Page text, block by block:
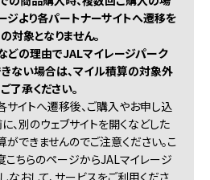
ジより各パートナーサイトへ遷移を
対象となりません。
どの理由でJALマイレージパーク
ない場合は、マイル積算の対象外
了承ください。
イトへ遷移後、ご購入やお申し込
、別のウェブサイトを開くなどした
できませんのでご注意ください。こ
こちらのページからJALマイレージ